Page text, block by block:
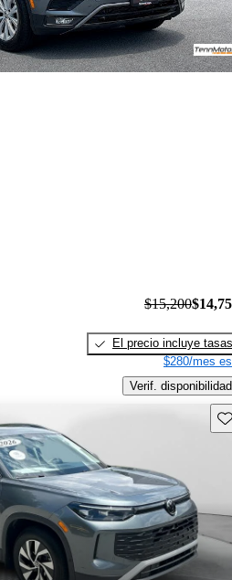
$15,200
El precio incluye tasas
$280/mes
Verif. disponibilidad